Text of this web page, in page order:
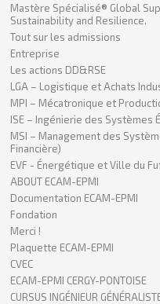
Mastère Spécialisé® Global
Sustainability and Resilience.
Tout sur les admissions
Entreprise
Les actions DD&RSE
LGA – Logistique et Achats
MPI – Mécatronique et
ISE – Ingénierie des Systèmes
MSI – Management des
Financière)
EVF - Énergétique et Ville du
ABOUT ECAM-EPMI
Documentation ECAM-EPMI
Fondation
Merci !
Plaquette ECAM-EPMI
CVEC
ECAM-EPMI CERGY-PONTOISE
CURSUS INGÉNIEUR